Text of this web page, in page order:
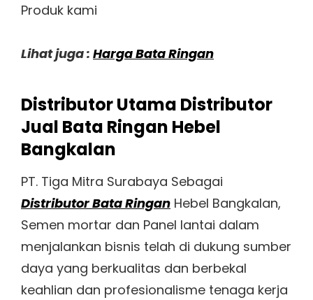
Produk kami
Lihat juga : Harga Bata Ringan
Distributor Utama Distributor
Jual Bata Ringan Hebel
Bangkalan
PT. Tiga Mitra Surabaya Sebagai
Distributor Bata Ringan Hebel Bangkalan,
Semen mortar dan Panel lantai dalam
menjalankan bisnis telah di dukung sumber
daya yang berkualitas dan berbekal
keahlian dan profesionalisme tenaga kerja